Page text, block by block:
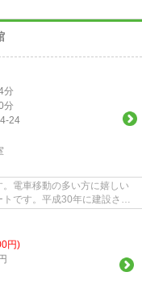
分
分
24
電車移動の多い方に嬉しい
です。平成30年に建設され
円)